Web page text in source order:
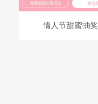
情人节甜蜜抽奖